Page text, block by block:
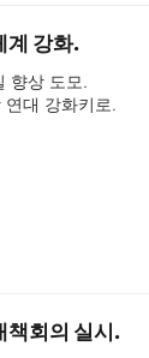
계 강화.
향상 도모.
연대 강화키로.
책회의 실시.